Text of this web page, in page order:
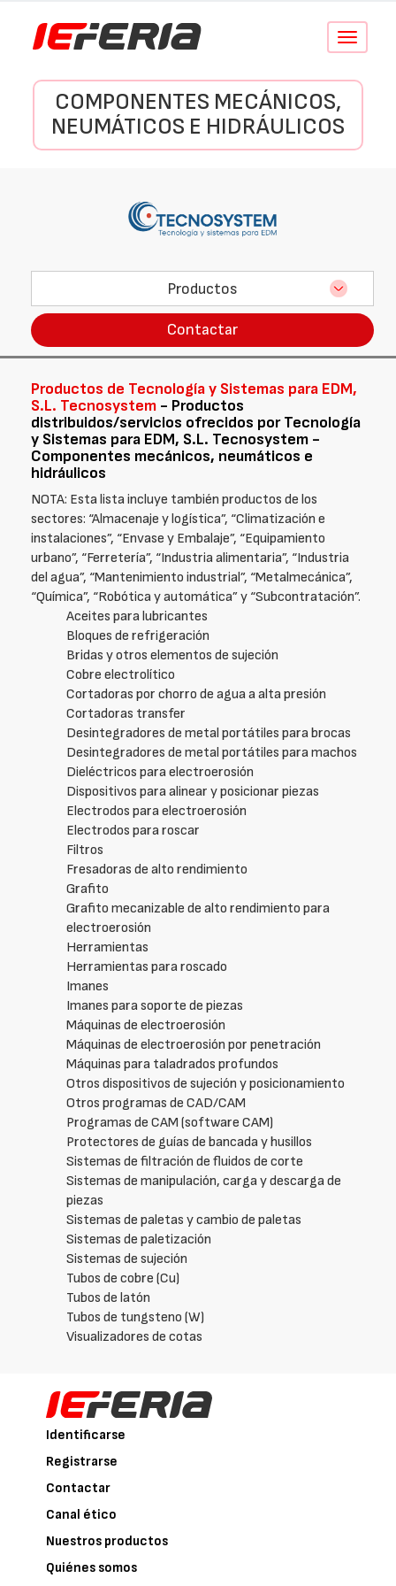
Conmutar
COMPONENTES MECÁNICOS,
NEUMÁTICOS E HIDRÁULICOS
Productos
Contactar
Productos de Tecnología y Sistemas para EDM,
S.L. Tecnosystem - Productos
distribuidos/servicios ofrecidos por Tecnología
y Sistemas para EDM, S.L. Tecnosystem -
Componentes mecánicos, neumáticos e
hidráulicos
NOTA: Esta lista incluye también productos de los
sectores: “Almacenaje y logística”, “Climatización e
instalaciones”, “Envase y Embalaje”, “Equipamiento
urbano”, “Ferretería”, “Industria alimentaria”, “Industria
del agua”, “Mantenimiento industrial”, “Metalmecánica”,
“Química”, “Robótica y automática” y “Subcontratación”.
Aceites para lubricantes
Bloques de refrigeración
Bridas y otros elementos de sujeción
Cobre electrolítico
Cortadoras por chorro de agua a alta presión
Cortadoras transfer
Desintegradores de metal portátiles para brocas
Desintegradores de metal portátiles para machos
Dieléctricos para electroerosión
Dispositivos para alinear y posicionar piezas
Electrodos para electroerosión
Electrodos para roscar
Filtros
Fresadoras de alto rendimiento
Grafito
Grafito mecanizable de alto rendimiento para
electroerosión
Herramientas
Herramientas para roscado
Imanes
Imanes para soporte de piezas
Máquinas de electroerosión
Máquinas de electroerosión por penetración
Máquinas para taladrados profundos
Otros dispositivos de sujeción y posicionamiento
Otros programas de CAD/CAM
Programas de CAM (software CAM)
Protectores de guías de bancada y husillos
Sistemas de filtración de fluidos de corte
Sistemas de manipulación, carga y descarga de
piezas
Sistemas de paletas y cambio de paletas
Sistemas de paletización
Sistemas de sujeción
Tubos de cobre (Cu)
Tubos de latón
Tubos de tungsteno (W)
Visualizadores de cotas
Identificarse
Registrarse
Contactar
Canal ético
Nuestros productos
Quiénes somos